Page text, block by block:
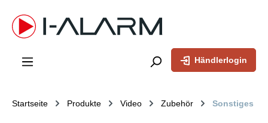
springen
Händlerlogin
Startseite Produkte Video Zubehör Sonstiges